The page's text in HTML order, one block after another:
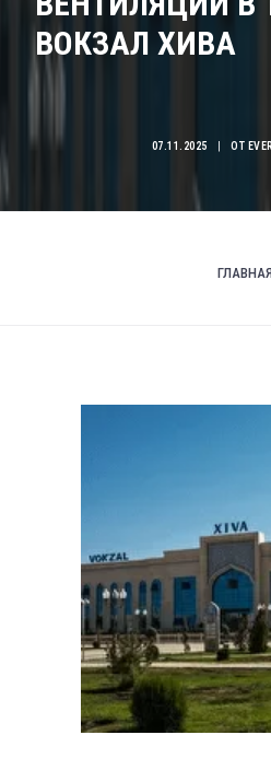
ВОКЗАЛ ХИВА
07.11.2025 ОТ